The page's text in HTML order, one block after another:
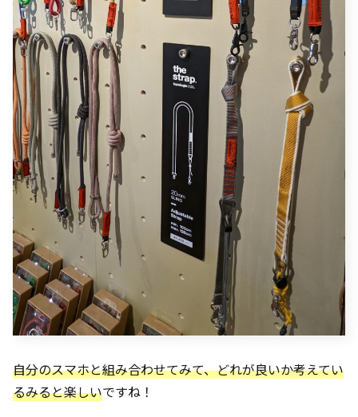
自分のスマホと組み合わせてみて、どれが良いか考えてい
るみると楽しいですね！